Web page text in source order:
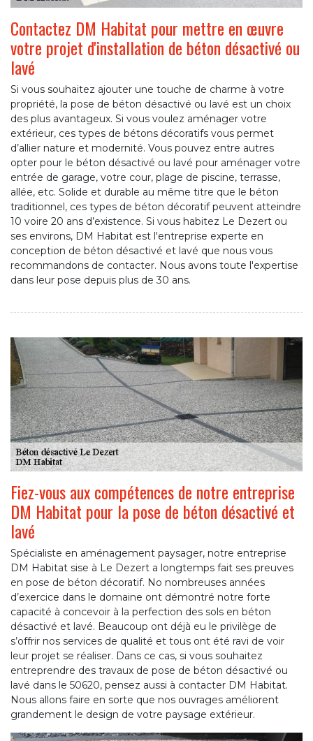
Contactez DM Habitat pour mettre en œuvre
votre projet d'installation de béton désactivé ou
lavé
Si vous souhaitez ajouter une touche de charme à votre
propriété, la pose de béton désactivé ou lavé est un choix
des plus avantageux. Si vous voulez aménager votre
extérieur, ces types de bétons décoratifs vous permet
d’allier nature et modernité. Vous pouvez entre autres
opter pour le béton désactivé ou lavé pour aménager votre
entrée de garage, votre cour, plage de piscine, terrasse,
allée, etc. Solide et durable au même titre que le béton
traditionnel, ces types de béton décoratif peuvent atteindre
10 voire 20 ans d’existence. Si vous habitez Le Dezert ou
ses environs, DM Habitat est l'entreprise experte en
conception de béton désactivé et lavé que nous vous
recommandons de contacter. Nous avons toute l'expertise
dans leur pose depuis plus de 30 ans.
Fiez-vous aux compétences de notre entreprise
DM Habitat pour la pose de béton désactivé et
lavé
Spécialiste en aménagement paysager, notre entreprise
DM Habitat sise à Le Dezert a longtemps fait ses preuves
en pose de béton décoratif. No nombreuses années
d’exercice dans le domaine ont démontré notre forte
capacité à concevoir à la perfection des sols en béton
désactivé et lavé. Beaucoup ont déjà eu le privilège de
s’offrir nos services de qualité et tous ont été ravi de voir
leur projet se réaliser. Dans ce cas, si vous souhaitez
entreprendre des travaux de pose de béton désactivé ou
lavé dans le 50620, pensez aussi à contacter DM Habitat.
Nous allons faire en sorte que nos ouvrages améliorent
grandement le design de votre paysage extérieur.